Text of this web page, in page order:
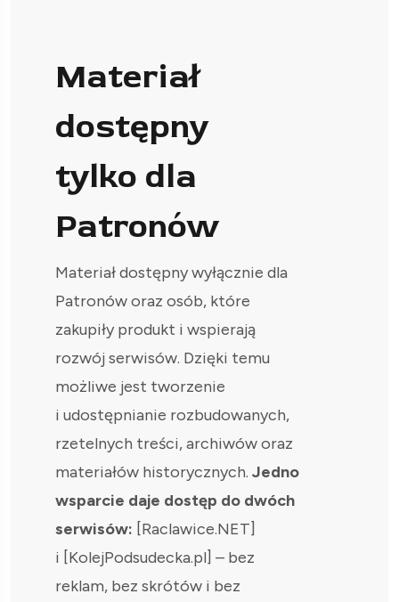
Materiał
dostępny
tylko dla
Patronów
Materiał dostępny wyłącznie dla
Patronów oraz osób, które
zakupiły produkt i wspierają
rozwój serwisów. Dzięki temu
możliwe jest tworzenie
i udostępnianie rozbudowanych,
rzetelnych treści, archiwów oraz
materiałów historycznych. Jedno
wsparcie daje dostęp do dwóch
serwisów: [Raclawice.NET]
i [KolejPodsudecka.pl] – bez
reklam, bez skrótów i bez